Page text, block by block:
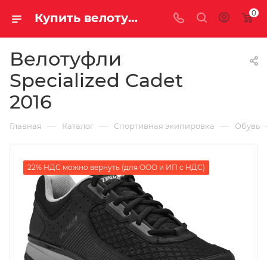
Купить велотуфли specialized cadet 2016 у официального дилера за 7390.00000000 рублей 0
Велотуфли
Specialized Cadet
2016
Главная — Каталог — Спортивная экипировка — Обувь
22% НДС можно вернуть (для ООО и ИП с НДС)